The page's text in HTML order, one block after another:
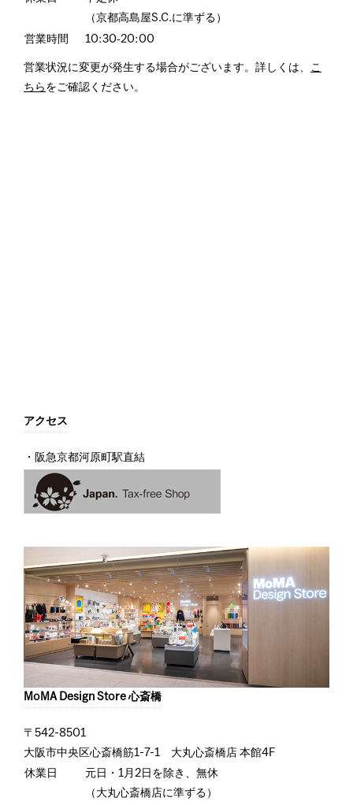
（京都高島屋S.C.に準ずる）
営業時間
10:30‐20:00
営業状況に変更が発生する場合がございます。詳しくは、
こ
ちら をご確認ください。
アクセス
・阪急京都河原町駅直結
MoMA Design Store 心斎橋
〒542-8501
大阪市中央区心斎橋筋1-7-1 大丸心斎橋店 本館4F
休業日
元日・1月2日を除き、無休
（大丸心斎橋店に準ずる）